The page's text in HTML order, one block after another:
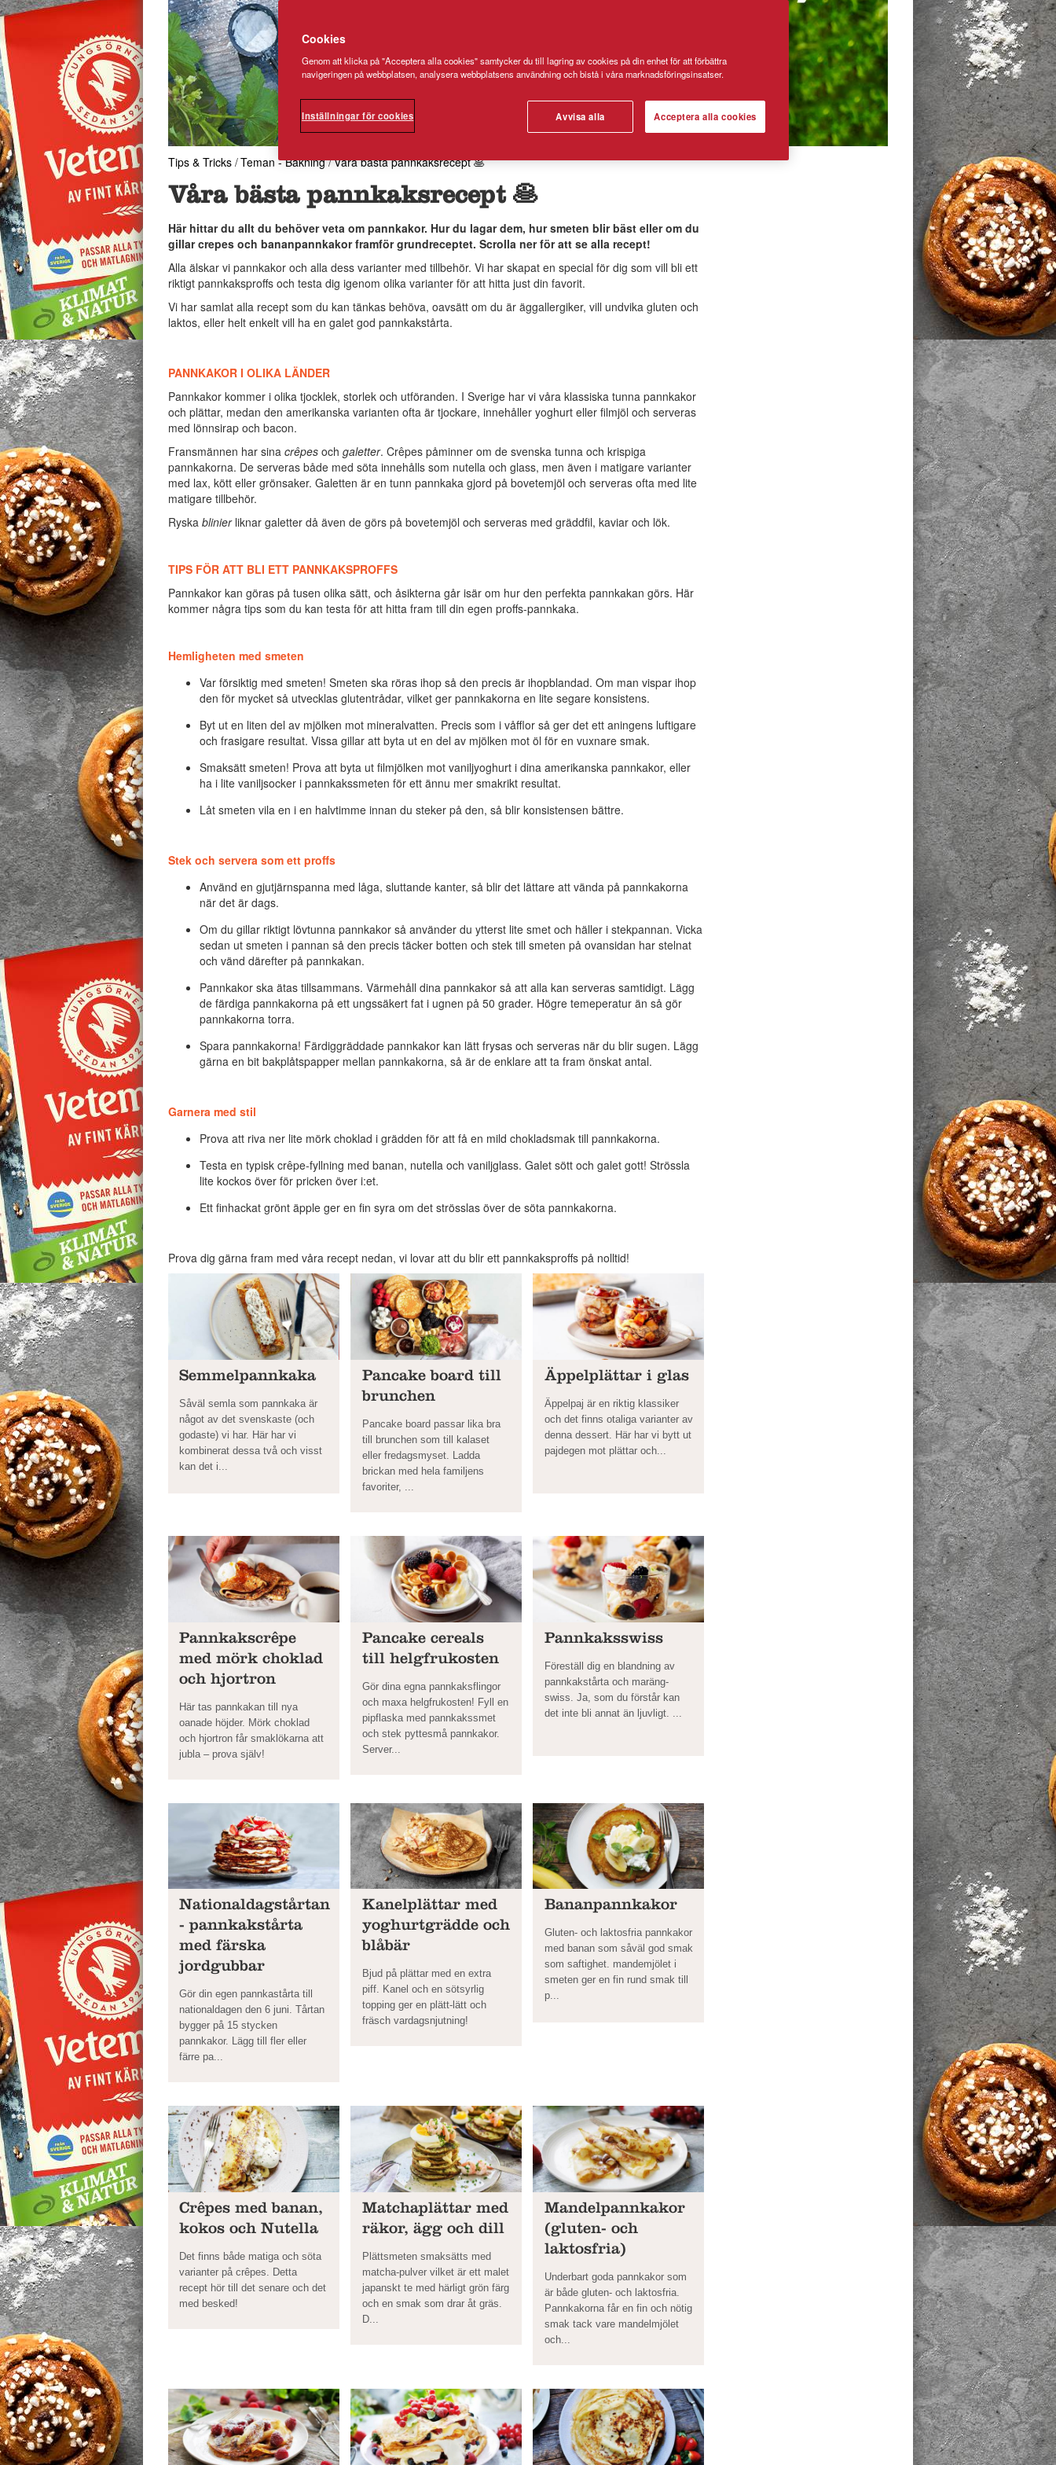
Tips & Tricks /Teman - Bakning/Våra bästa pannkaksrecept 🥞
Våra bästa pannkaksrecept 🥞
Här hittar du allt du behöver veta om pannkakor. Hur du lagar dem, hur smeten blir bäst eller om du
gillar crepes och bananpannkakor framför grundreceptet. Scrolla ner för att se alla recept!
Alla älskar vi pannkakor och alla dess varianter med tillbehör. Vi har skapat en special för dig som vill bli ett
riktigt pannkaksproffs och testa dig igenom olika varianter för att hitta just din favorit.
Vi har samlat alla recept som du kan tänkas behöva, oavsätt om du är äggallergiker, vill undvika gluten och
laktos, eller helt enkelt vill ha en galet god pannkakstårta.
PANNKAKOR I OLIKA LÄNDER
Pannkakor kommer i olika tjocklek, storlek och utföranden. I Sverige har vi våra klassiska tunna pannkakor
och plättar, medan den amerikanska varianten ofta är tjockare, innehåller yoghurt eller filmjöl och serveras
med lönnsirap och bacon.
Fransmännen har sina crêpes och galetter. Crêpes påminner om de svenska tunna och krispiga
pannkakorna. De serveras både med söta innehålls som nutella och glass, men även i matigare varianter
med lax, kött eller grönsaker. Galetten är en tunn pannkaka gjord på bovetemjöl och serveras ofta med lite
matigare tillbehör.
Ryska blinierliknar galetter då även de görs på bovetemjöl och serveras med gräddfil, kaviar och lök.
TIPS FÖR ATT BLI ETT PANNKAKSPROFFS
Pannkakor kan göras på tusen olika sätt, och åsikterna går isär om hur den perfekta pannkakan görs. Här
kommer några tips som du kan testa för att hitta fram till din egen proffs-pannkaka.
Hemligheten med smeten
Var försiktig med smeten! Smeten ska röras ihop så den precis är ihopblandad. Om man vispar ihop
den för mycket så utvecklas glutentrådar, vilket ger pannkakorna en lite segare konsistens.
Byt ut en liten del av mjölken mot mineralvatten. Precis som i våfflor så ger det ett aningens luftigare
och frasigare resultat. Vissa gillar att byta ut en del av mjölken mot öl för en vuxnare smak.
Smaksätt smeten! Prova att byta ut filmjölken mot vaniljyoghurt i dina amerikanska pannkakor, eller
ha i lite vaniljsocker i pannkakssmeten för ett ännu mer smakrikt resultat.
Låt smeten vila en i en halvtimme innan du steker på den, så blir konsistensen bättre.
Stek och servera som ett proffs
Använd en gjutjärnspanna med låga, sluttande kanter, så blir det lättare att vända på pannkakorna
när det är dags.
Om du gillar riktigt lövtunna pannkakor så använder du ytterst lite smet och häller i stekpannan. Vicka
sedan ut smeten i pannan så den precis täcker botten och stek till smeten på ovansidan har stelnat
och vänd därefter på pannkakan.
Pannkakor ska ätas tillsammans. Värmehåll dina pannkakor så att alla kan serveras samtidigt. Lägg
de färdiga pannkakorna på ett ungssäkert fat i ugnen på 50 grader. Högre temeperatur än så gör
pannkakorna torra.
Spara pannkakorna! Färdiggräddade pannkakor kan lätt frysas och serveras när du blir sugen. Lägg
gärna en bit bakplåtspapper mellan pannkakorna, så är de enklare att ta fram önskat antal.
Garnera med stil
Prova att riva ner lite mörk choklad i grädden för att få en mild chokladsmak till pannkakorna.
Testa en typisk crêpe-fyllning med banan, nutella och vaniljglass. Galet sött och galet gott! Strössla
lite kockos över för pricken över i:et.
Ett finhackat grönt äpple ger en fin syra om det strösslas över de söta pannkakorna.
Prova dig gärna fram med våra recept nedan, vi lovar att du blir ett pannkaksproffs på nolltid!
Semmelpannkaka
Såväl semla som pannkaka är
något av det svenskaste (och
godaste) vi har. Här har vi
kombinerat dessa två och visst
kan det i...
Pancake board till
brunchen
Pancake board passar lika bra
till brunchen som till kalaset
eller fredagsmyset. Ladda
brickan med hela familjens
favoriter, ...
Äppelplättar i glas
Äppelpaj är en riktig klassiker
och det finns otaliga varianter av
denna dessert. Här har vi bytt ut
pajdegen mot plättar och...
Pannkakscrêpe
med mörk choklad
och hjortron
Här tas pannkakan till nya
oanade höjder. Mörk choklad
och hjortron får smaklökarna att
jubla ­– prova själv!
Pancake cereals
till helgfrukosten
Gör dina egna pannkaksflingor
och maxa helgfrukosten! Fyll en
pipflaska med pann­kakssmet
och stek pyttesmå pannkakor.
Server...
Pannkaksswiss
Föreställ dig en blandning av
pannkakstårta och maräng­
swiss. Ja, som du förstår kan
det inte bli annat än ljuvligt. ...
Nationaldagstårtan
- pannkakstårta
med färska
jordgubbar
Gör din egen pannkastårta till
nationaldagen den 6 juni. Tårtan
bygger på 15 stycken
pannkakor. Lägg till fler eller
färre pa...
Kanelplättar med
yoghurtgrädde och
blåbär
Bjud på plättar med en extra
piff. Kanel och en sötsyrlig
topping ger en plätt-lätt och
fräsch vardagsnjutning!
Bananpannkakor
Gluten- och laktosfria pannkakor
med banan som såväl god smak
som saftighet. mandemjölet i
smeten ger en fin rund smak till
p...
Crêpes med banan,
kokos och Nutella
Det finns både matiga och söta
varianter på crêpes. Detta
recept hör till det senare och det
med besked!
Matchaplättar med
räkor, ägg och dill
Plättsmeten smaksätts med
matcha-pulver vilket är ett malet
japanskt te med härligt grön färg
och en smak som drar åt gräs.
D...
Mandelpannkakor
(gluten- och
laktosfria)
Underbart goda pannkakor som
är både gluten- och laktosfria.
Pannkakorna får en fin och nötig
smak tack vare mandelmjölet
och...
Cookies
Genom att klicka på "Acceptera alla cookies" samtycker du till lagring av cookies på din enhet för att förbättra
navigeringen på webbplatsen, analysera webbplatsens användning och bistå i våra marknadsföringsinsatser.
Inställningar för cookies Avvisa alla Acceptera alla cookies